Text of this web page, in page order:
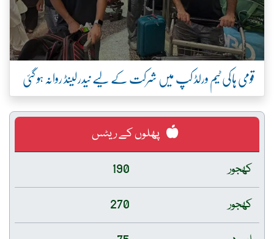
قومی ہاکی ٹیم ورلڈ کپ میں شرکت کے لیے نیدرلینڈ روانہ ہو گئی
پھلوں کے ریٹس
کھجور
190
کھجور
270